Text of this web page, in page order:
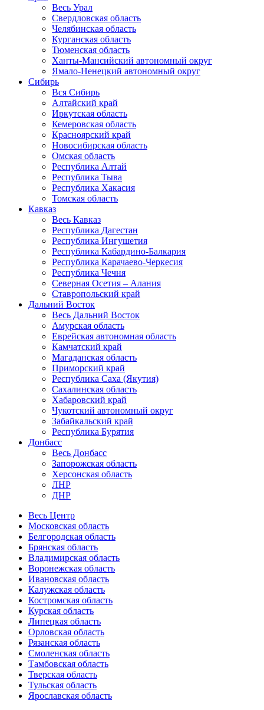
Весь Урал
Свердловская область
Челябинская область
Курганская область
Тюменская область
Ханты-Мансийский автономный округ
Ямало-Ненецкий автономный округ
Сибирь
Вся Сибирь
Алтайский край
Иркутская область
Кемеровская область
Красноярский край
Новосибирская область
Омская область
Республика Алтай
Республика Тыва
Республика Хакасия
Томская область
Кавказ
Весь Кавказ
Республика Дагестан
Республика Ингушетия
Республика Кабардино-Балкария
Республика Карачаево-Черкесия
Республика Чечня
Северная Осетия – Алания
Ставропольский край
Дальний Восток
Весь Дальний Восток
Амурская область
Еврейская автономная область
Камчатский край
Магаданская область
Приморский край
Республика Саха (Якутия)
Сахалинская область
Хабаровский край
Чукотский автономный округ
Забайкальский край
Республика Бурятия
Донбасс
Весь Донбасс
Запорожская область
Херсонская область
ЛНР
ДНР
Весь Центр
Московская область
Белгородская область
Брянская область
Владимирская область
Воронежская область
Ивановская область
Калужская область
Костромская область
Курская область
Липецкая область
Орловская область
Рязанская область
Смоленская область
Тамбовская область
Тверская область
Тульская область
Ярославская область